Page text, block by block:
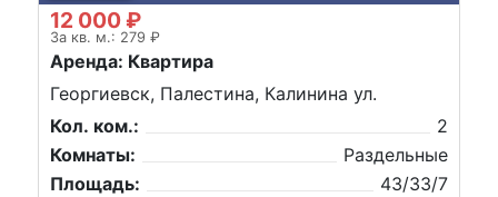
12 000 ₽
За кв. м.: 279 ₽
Аренда: Квартира
Георгиевск, Палестина, Калинина ул.
Кол. ком.:
2
Комнаты:
Раздельные
Площадь:
43/33/7